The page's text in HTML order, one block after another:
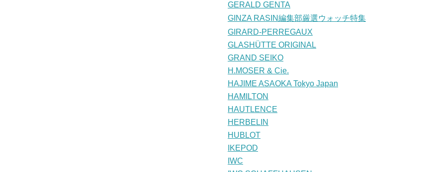
GERALD GENTA
GINZA RASIN編集部厳選ウォッチ特集
GIRARD-PERREGAUX
GLASHÜTTE ORIGINAL
GRAND SEIKO
H.MOSER & Cie.
HAJIME ASAOKA Tokyo Japan
HAMILTON
HAUTLENCE
HERBELIN
HUBLOT
IKEPOD
IWC